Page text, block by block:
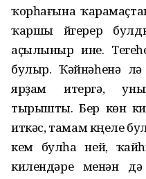
ҡорһағына
ҡаршы йүгерер
аҫылыныр ине.
булыр. Ҡәйнәһенә лә
ярҙам итергә,
тырышты. Бер көн
иткәс, тамам күңеле
кем булһа ней,
килендәре менән